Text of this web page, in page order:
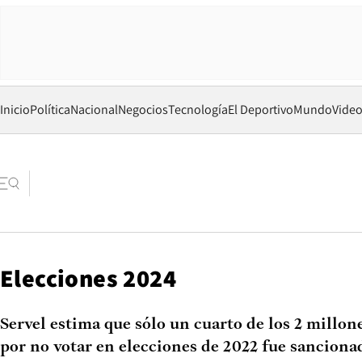
InicioPolíticaNacionalNegociosTecnologíaEl DeportivoMundo
Elecciones 2024
Servel estima que sólo un cuarto de los 2
por no votar en elecciones de 2022 fue